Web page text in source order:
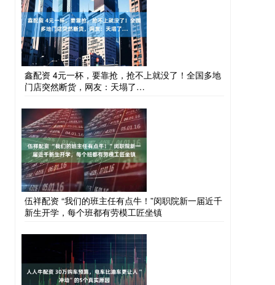
鑫配资 4元一杯，要靠抢，抢不上就没了！全国多地
门店突然断货，网友：天塌了…
伍祥配资 “我们的班主任有点牛！”闵职院新一届近千
新生开学，每个班都有劳模工匠坐镇